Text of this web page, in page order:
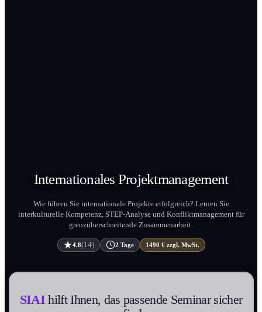
Internation­ales Projekt­management
Wie führen Sie internation­ale Projekte erfolgreich? Lernen Sie
interkulturelle Kompetenz, STEP-Analyse und Konflikt­management für
grenzüberschreitende Zusammenarbeit.
4.8(14) 2 Tage 1490 € zzgl. MwSt.
SIAIhilft Ihnen, das passende Seminar sicher